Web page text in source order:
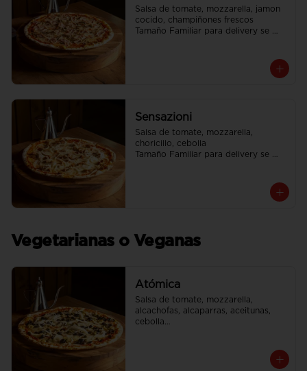
Salsa de tomate, mozzarella, jamon
cocido, champiñones frescos
Tamaño Familiar para delivery se
Sensazioni
Salsa de tomate, mozzarella,
choricillo, cebolla
Tamaño Familiar para delivery se
Vegetarianas o Veganas
Atómica
Salsa de tomate, mozzarella,
alcachofas, alcaparras, aceitunas,
cebolla